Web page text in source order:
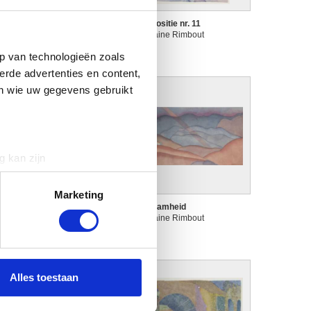
van technologieën zoals
advertenties en content,
wie uw gegevens gebruikt
kan zijn
detailgedeelte in. U kunt uw
die u aan ze heeft
Marketing
Alles toestaan
Compositie nr. 11
Germaine Rimbout
Rimbout
Eenzaamheid
Germaine Rimbout